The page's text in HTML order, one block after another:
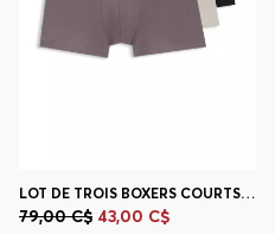
LOT DE TROIS BOXERS COURTS EN COTON STRETCH AVEC TAILLE LOGO
79,00 C$ 43,00 C$